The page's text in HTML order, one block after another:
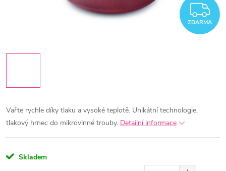
ZDARMA
Vařte rychle díky tlaku a vysoké teplotě. Unikátní technologie,
tlakový hrnec do mikrovlnné trouby. Detailní informace
Skladem